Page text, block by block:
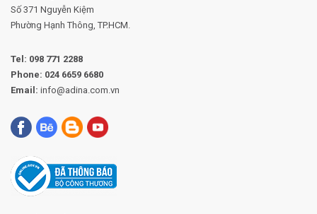
Số 371 Nguyễn Kiệm
Phường Hạnh Thông, TP.HCM.
Tel: 098 771 2288
Phone: 024 6659 6680
Email: info@adina.com.vn